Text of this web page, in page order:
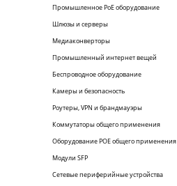
Промышленное PoE оборудование
Шлюзы и серверы
Медиаконверторы
Промышленный интернет вещей
Беспроводное оборудование
Камеры и безопасность
Роутеры, VPN и брандмауэры
Коммутаторы общего применения
Оборудование POE общего применения
Модули SFP
Сетевые периферийные устройства